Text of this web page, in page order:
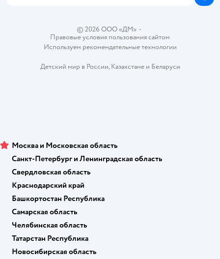
© 2026 ООО «ДМ»•
Правовые условия пользования сайтом
Используем рекомендательные технологии
Детский мир в России,Казахстанеи Беларуси
Москва и Московская область
Санкт-Петербург и Ленинградская область
Свердловская область
Краснодарский край
Башкортостан Республика
Самарская область
Челябинская область
Татарстан Республика
Новосибирская область